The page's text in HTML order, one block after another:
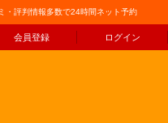
・評判情報多数で24時間ネット予約
会員登録 ログイン